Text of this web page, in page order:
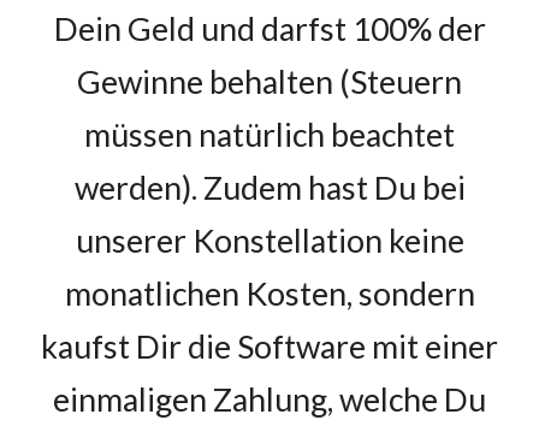
Dein Geld und darfst 100% der
Gewinne behalten (Steuern
müssen natürlich beachtet
werden). Zudem hast Du bei
unserer Konstellation keine
monatlichen Kosten, sondern
kaufst Dir die Software mit einer
einmaligen Zahlung, welche Du